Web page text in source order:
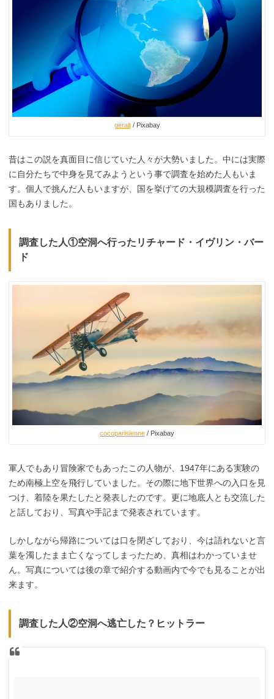
geralt/ Pixabay
昔はこの説を真面目に信じていた人々が大勢いました。中には実際
に自分たちで中身を見てみようという事で調査を始めた人もいま
す。個人で挑んだ人もいますが、国を挙げての大規模調査を行った
国もありました。
調査した人①空洞へ行ったリチャード・イヴリン・バー
ド
cocoparisienne / Pixabay
軍人でもあり冒険家でもあったこの人物が、1947年にある実験の
ため南極上空を飛行していました。その際に地下世界への入口を見
つけ、着陸を果たしたと発表したのです。更に地底人とも交流した
と話しており、写真や手記まで発表されています。
しかしながら帰路については口を閉ざしており、今は語れないと言
葉を濁したまま亡くなってしまったため、真相はわかっていませ
ん。写真については後の章で紹介する動画内で今でも見ることが出
来ます。
調査した人②空洞へ逃亡した？ヒットラー